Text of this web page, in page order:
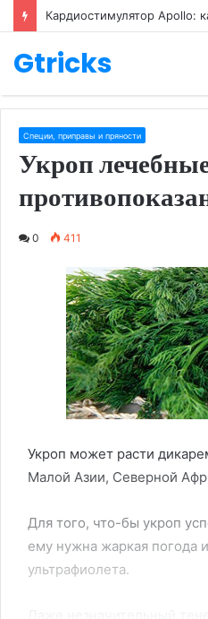
Gtricks
Специи, приправы и пряности
Укроп
0 411
Укроп может расти
Малой Азии, Северной
Для того, что-бы укроп
ему нужна жаркая погода
ультрафиолета.